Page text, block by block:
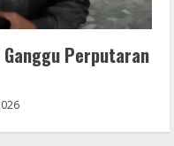
Perputaran